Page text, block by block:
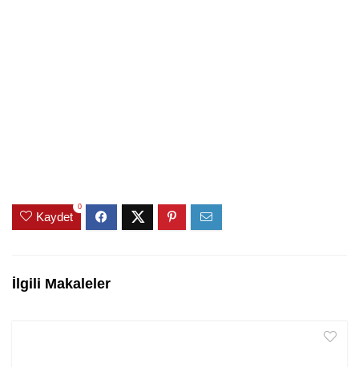
Kaydet
0
İlgili Makaleler